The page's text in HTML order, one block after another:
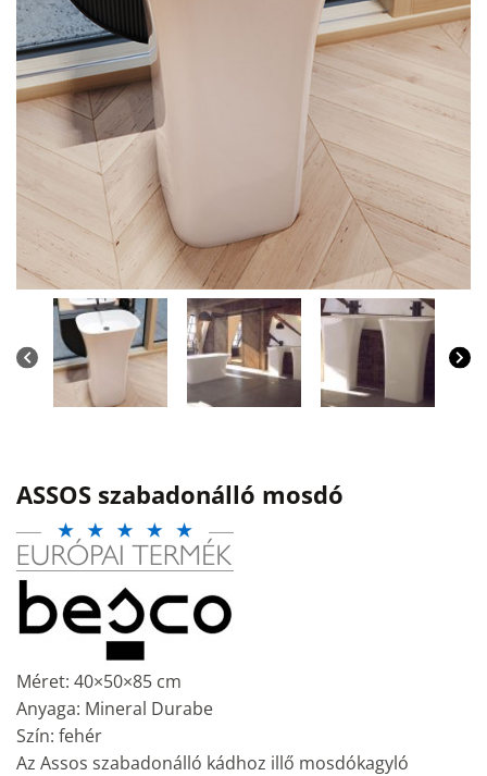
ASSOS szabadonálló mosdó
Méret: 40×50×85 cm
Anyaga: Mineral Durabe
Szín: fehér
Az Assos szabadonálló kádhoz illő mosdókagyló